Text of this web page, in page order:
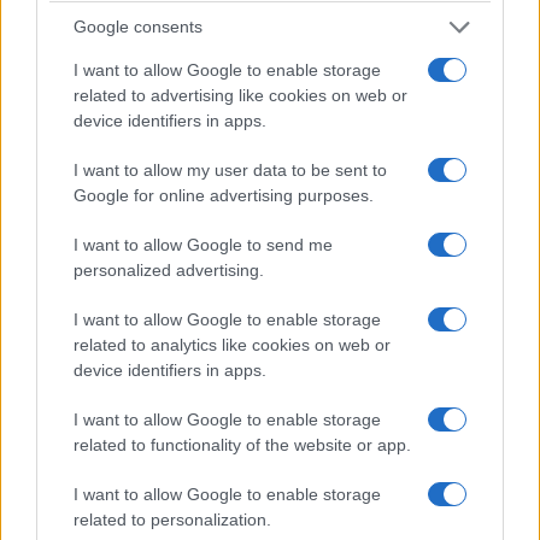
Google consents
I want to allow Google to enable storage
related to advertising like cookies on web or
device identifiers in apps.
I want to allow my user data to be sent to
Google for online advertising purposes.
I want to allow Google to send me
personalized advertising.
I want to allow Google to enable storage
related to analytics like cookies on web or
device identifiers in apps.
I want to allow Google to enable storage
related to functionality of the website or app.
I want to allow Google to enable storage
related to personalization.
Sul giornale onlineThe Free Press, l’ex politico dei
Jake Altman, lo spiega in un
, in cui si limita a citare fonti aperte, come
programmi ufficiali, dichiarazioni e tweet dei